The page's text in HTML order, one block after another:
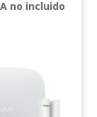
no incluido